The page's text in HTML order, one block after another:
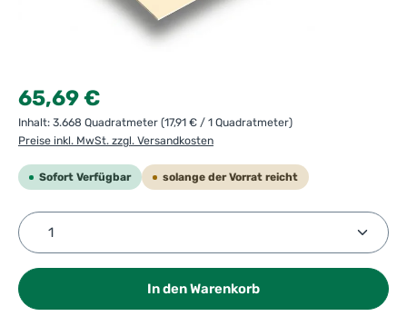
Regulärer Preis:
65,69 €
Inhalt: 3.668 Quadratmeter (17,91 € / 1 Quadratmeter)
Preise inkl. MwSt. zzgl. Versandkosten
Sofort Verfügbar solange der Vorrat reicht
Produkt Anzahl: Gib den gewünschten Wert ein
In den Warenkorb